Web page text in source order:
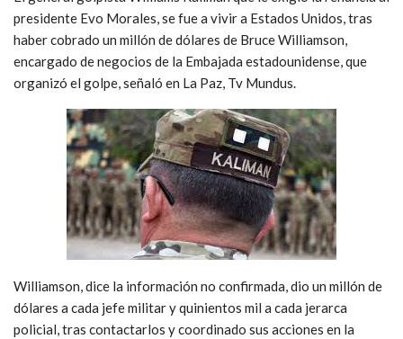
presidente Evo Morales, se fue a vivir a Estados Unidos, tras
haber cobrado un millón de dólares de Bruce Williamson,
encargado de negocios de la Embajada estadounidense, que
organizó el golpe, señaló en La Paz, Tv Mundus.
Williamson, dice la información no confirmada, dio un millón de
dólares a cada jefe militar y quinientos mil a cada jerarca
policial, tras contactarlos y coordinado sus acciones en la